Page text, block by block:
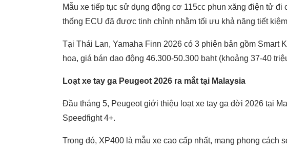
Mẫu xe tiếp tục sử dụng động cơ 115cc phun xăng điện tử đi
thống ECU đã được tinh chỉnh nhằm tối ưu khả năng tiết
Tại Thái Lan, Yamaha Finn 2026 có 3 phiên bản gồm Smart
hoa, giá bán dao động 46.300-50.300 baht (khoảng 37-40
Loạt xe tay ga Peugeot 2026 ra mắt tại Malaysia
Đầu tháng 5, Peugeot giới thiệu loạt xe tay ga đời 2026 tại
Speedfight 4+.
Trong đó, XP400 là mẫu xe cao cấp nhất, mang phong cách